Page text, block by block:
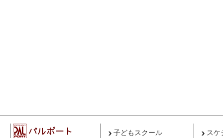
子どもスクール スケ